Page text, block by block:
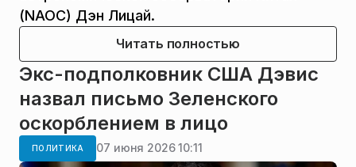
(NAOC) Дэн Лицай.
Читать полностью
Экс-подполковник США Дэвис
назвал письмо Зеленского
оскорблением в лицо
ПОЛИТИКА 07 июня 2026 10:11